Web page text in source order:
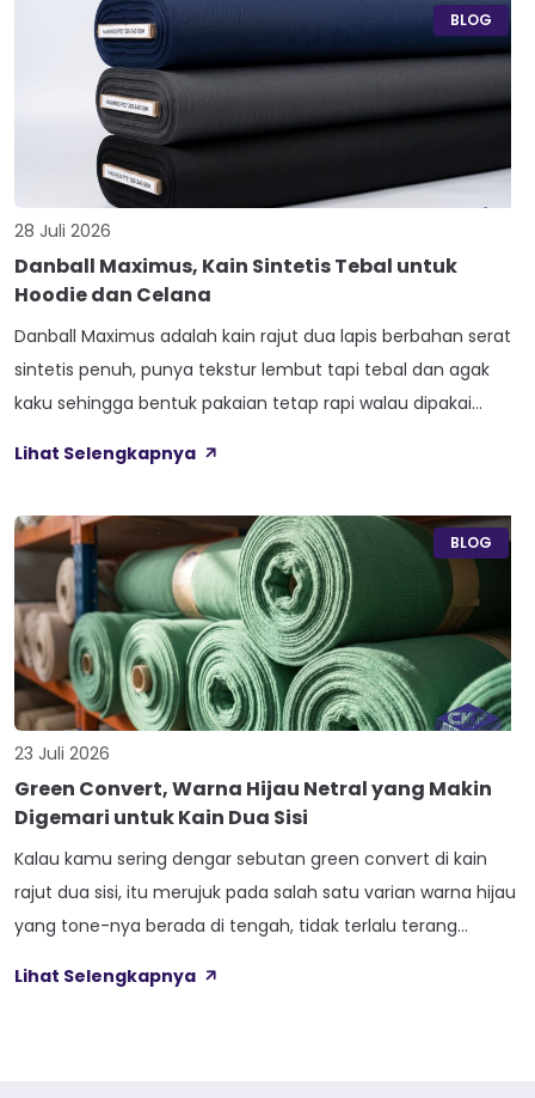
konveksi baru tertukar […]
BLOG
28 Juli 2026
Danball Maximus, Kain Sintetis Tebal untuk
Hoodie dan Celana
Danball Maximus adalah kain rajut dua lapis berbahan serat
sintetis penuh, punya tekstur lembut tapi tebal dan agak
kaku sehingga bentuk pakaian tetap rapi walau dipakai
yaitu Cool Touch, Wicking Process, Anti Bacterial, dan Anti
masuk ke detail […]
Lihat Selengkapnya
BLOG
23 Juli 2026
Green Convert, Warna Hijau Netral yang Makin
Digemari untuk Kain Dua Sisi
Kalau kamu sering dengar sebutan green convert di kain
rajut dua sisi, itu merujuk pada salah satu varian warna hijau
yang tone-nya berada di tengah, tidak terlalu terang
berbagai kebutuhan produksi. Sebutan “convert” sendiri
Lihat Selengkapnya